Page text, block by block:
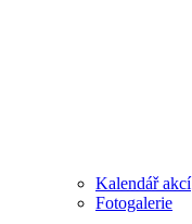
Kalendář akcí
Fotogalerie